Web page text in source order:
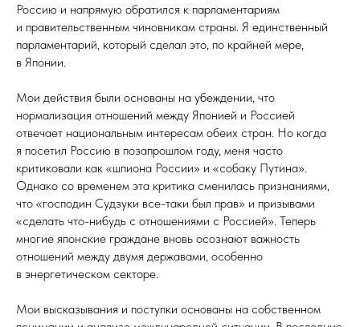
Россию и напрямую обратился к парламентариям
и правительственным чиновникам страны. Я единственный
парламентарий, который сделал это, по крайней мере,
в Японии.
Мои действия были основаны на убеждении, что
нормализация отношений между Японией и Россией
отвечает национальным интересам обеих стран. Но когда
я посетил Россию в позапрошлом году, меня часто
критиковали как «шпиона России» и «собаку Путина».
Однако со временем эта критика сменилась признаниями,
что «господин Судзуки все-таки был прав» и призывами
«сделать что-нибудь с отношениями с Россией». Теперь
многие японские граждане вновь осознают важность
отношений между двумя державами, особенно
в энергетическом секторе.
Мои высказывания и поступки основаны на собственном